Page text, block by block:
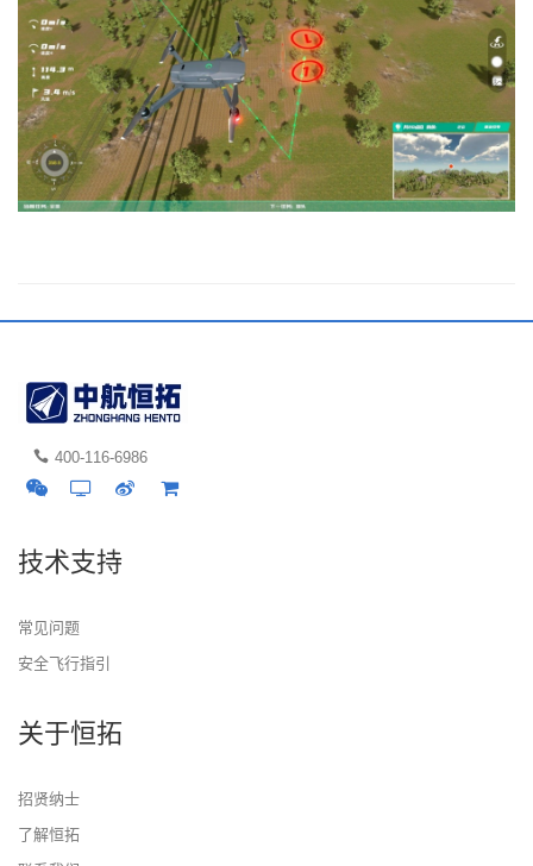
400-116-6986
技术支持
常见问题
安全飞行指引
关于恒拓
招贤纳士
了解恒拓